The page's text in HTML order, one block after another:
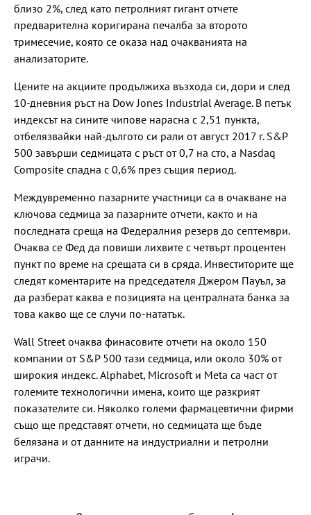
близо 2%, след като петролният гигант отчете
предварителна коригирана печалба за второто
тримесечие, която се оказа над очакванията на
анализаторите.
Цените на акциите продължиха възхода си, дори и след
10-дневния ръст на Dow Jones Industrial Average. В петък
индексът на сините чипове нарасна с 2,51 пункта,
отбелязвайки най-дългото си рали от август 2017 г. S&P
500 завърши седмицата с ръст от 0,7 на сто, а Nasdaq
Composite спадна с 0,6% през същия период.
Междувременно пазарните участници са в очакване на
ключова седмица за пазарните отчети, както и на
последната среща на Федералния резерв до септември.
Очаква се Фед да повиши лихвите с четвърт процентен
пункт по време на срещата си в сряда. Инвеститорите ще
следят коментарите на председателя Джером Пауъл, за
да разберат каква е позицията на централната банка за
това какво ще се случи по-нататък.
Wall Street очаква финасовите отчети на около 150
компании от S&P 500 тази седмица, или около 30% от
широкия индекс. Alphabet, Microsoft и Meta са част от
големите технологични имена, които ще разкрият
показателите си. Няколко големи фармацевтични фирми
също ще представят отчети, но седмицата ще бъде
белязана и от данните на индустриални и петролни
играчи.